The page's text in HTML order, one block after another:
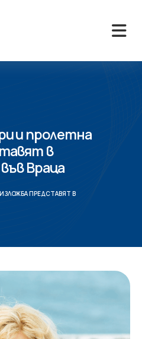
и пролетна
в
Враца
ПРЕДСТАВЯТ В